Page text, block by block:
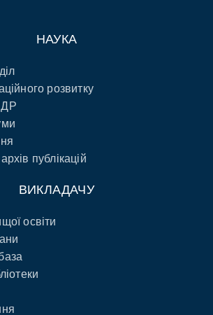
НАУКА
розвитку
публікацій
ВИКЛАДАЧУ
освіти